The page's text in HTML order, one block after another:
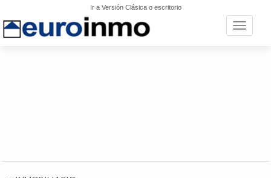
Ir a Versión Clásica o escritorio
Toggle